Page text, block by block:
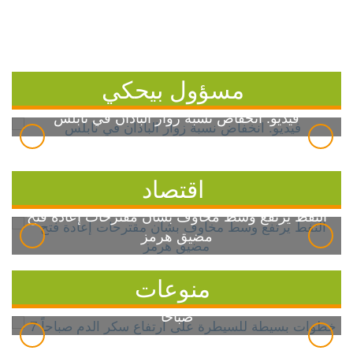
مسؤول بيحكي
فيديو: انخفاض نسبة زوار الباذان في نابلس
اقتصاد
النفط يرتفع وسط مخاوف بشأن مقترحات إعادة فتح
مضيق هرمز
منوعات
7 خطوات بسيطة للسيطرة على ارتفاع سكر الدم
صباحاً